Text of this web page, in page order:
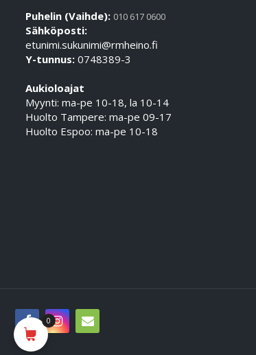
Puhelin (Vaihde): 010 617 0600
Sähköposti:
etunimi.sukunimi@rmheino.fi
Y-tunnus: 0748389-3
Aukioloajat
Myynti: ma-pe 10-18, la 10-14
Huolto Tampere: ma-pe 09-17
Huolto Espoo: ma-pe 10-18
0